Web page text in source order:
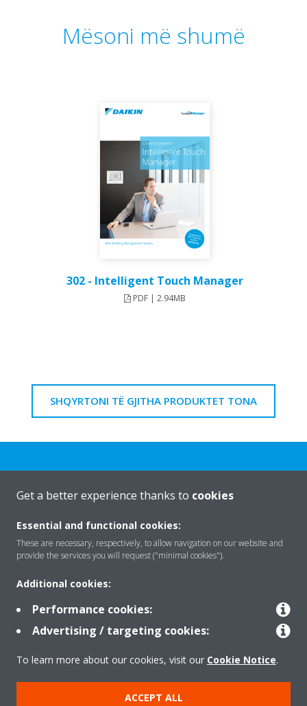
Mësoni më shumë
302 - Intelligent Touch Manager
PDF | 2.94MB
SHQYRTONI TË GJITHA PRODUKTET TONA
Rreth nesh
Zgjidhje
Kontakti
Produktet
Get a better experience thanks to cookies
Essential and functional cookies:
These are necessary, respectively, to allow navigation on our website and
provide the services you will request ("minimal cookies").
Additional cookies:
Performance cookies:
Advertising / targeting cookies:
To learn more about our cookies, visit our Cookie Notice.
ACCEPT ALL